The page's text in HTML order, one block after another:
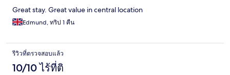
Great stay. Great value in central location
Edmund, ทริป 1 คืน
รีวิวที่ตรวจสอบแล้ว
10/10 ไร้ที่ติ